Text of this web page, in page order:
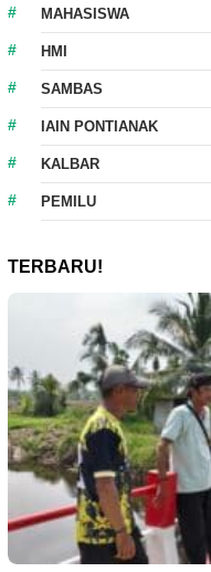
MAHASISWA
HMI
SAMBAS
IAIN PONTIANAK
KALBAR
PEMILU
TERBARU!